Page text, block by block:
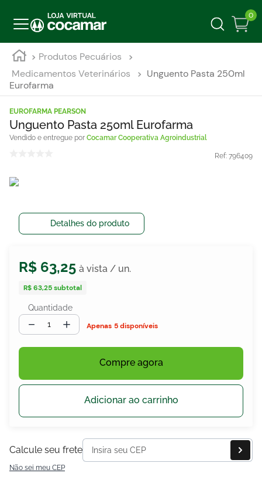
0
Produtos Pecuários
Medicamentos Veterinários
Unguento Pasta 250ml
Eurofarma
EUROFARMA PEARSON
Unguento Pasta 250ml Eurofarma
Cocamar Cooperativa Agroindustrial
Ref: 796409
Detalhes do produto
R$ 63,25
R$ 63,25subtotal
Quantidade
＋
－ 5 disponíveis
Compre agora
Adicionar ao carrinho
Calcule seu frete
Não sei meu CEP